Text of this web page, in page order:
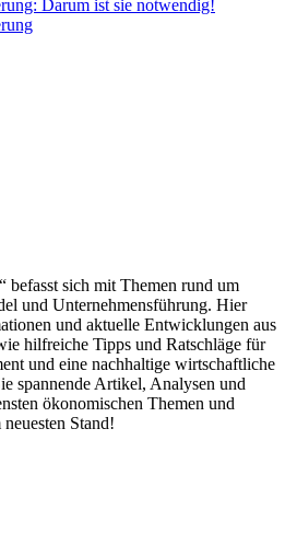
Darum ist sie notwendig!
befasst sich mit Themen rund um
und Unternehmensführung. Hier
und aktuelle Entwicklungen aus
hilfreiche Tipps und Ratschläge für
und eine nachhaltige wirtschaftliche
spannende Artikel, Analysen und
ökonomischen Themen und
Stand!